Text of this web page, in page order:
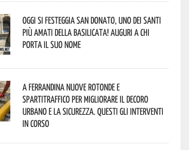
Oggi si festeggia San Donato, uno dei Santi
più amati della Basilicata! Auguri a chi
porta il suo nome
A Ferrandina nuove rotonde e
spartitraffico per migliorare il decoro
urbano e la sicurezza. Questi gli interventi
in corso